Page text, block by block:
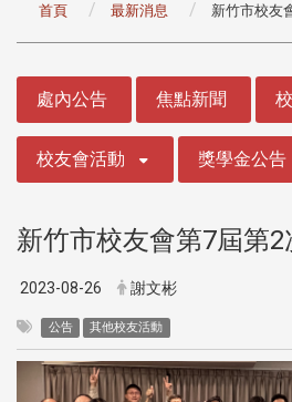
首頁 最新消息 新竹市校友
處內公告 焦點新聞
校友會活動 獎學金公告
新竹市校友會第7屆第
2023-08-26 謝文彬
公告 其他校友活動